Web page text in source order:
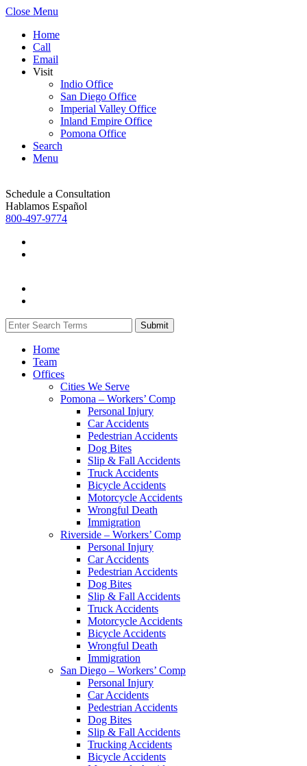
Close Menu
Home
Call
Email
Visit
Indio Office
San Diego Office
Imperial Valley Office
Inland Empire Office
Pomona Office
Search
Menu
Schedule a Consultation
Hablamos Español
800-497-9774
Home
Team
Offices
Cities We Serve
Pomona – Workers’ Comp
Personal Injury
Car Accidents
Pedestrian Accidents
Dog Bites
Slip & Fall Accidents
Truck Accidents
Bicycle Accidents
Motorcycle Accidents
Wrongful Death
Immigration
Riverside – Workers’ Comp
Personal Injury
Car Accidents
Pedestrian Accidents
Dog Bites
Slip & Fall Accidents
Truck Accidents
Motorcycle Accidents
Bicycle Accidents
Wrongful Death
Immigration
San Diego – Workers’ Comp
Personal Injury
Car Accidents
Pedestrian Accidents
Dog Bites
Slip & Fall Accidents
Trucking Accidents
Bicycle Accidents